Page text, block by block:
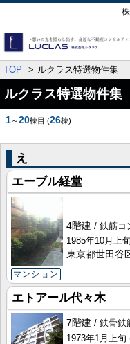
TOP ルクラス特選物件集
ルクラス特選物件集
1～20棟目 (26棟)
え
エーブル経堂
マンション
4階建
鉄筋コ
1985年10月上旬
東京都世田谷
エトアール代々木
7階建
鉄骨鉄
1973年1月上旬